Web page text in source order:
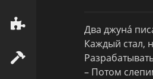
Два джунá
Каждый стал,
– Потом